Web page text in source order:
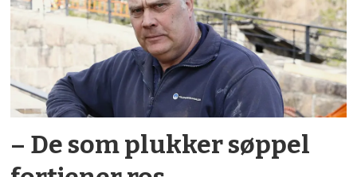
– De som plukker søppel